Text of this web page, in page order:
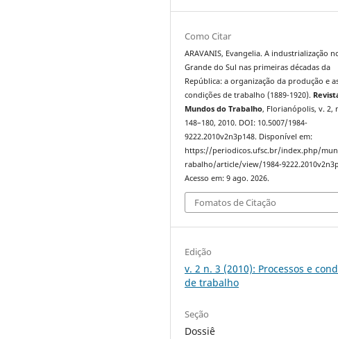
Como Citar
ARAVANIS, Evangelia. A industrialização
Grande do Sul nas primeiras décadas da
República: a organização da produção e
condições de trabalho (1889-1920).
Mundos do Trabalho, Florianópolis, v. 2,
148–180, 2010. DOI: 10.5007/1984-
9222.2010v2n3p148. Disponível em:
https://periodicos.ufsc.br/index.php/
rabalho/article/view/1984-
Acesso em: 9 ago. 2026.
Fomatos de Citação
Edição
v. 2 n. 3 (2010): Processos e
de trabalho
Seção
Dossiê